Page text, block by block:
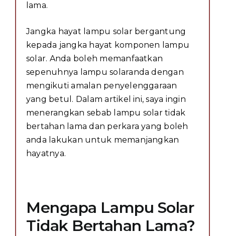
lama.
Jangka hayat lampu solar bergantung
kepada jangka hayat komponen lampu
solar. Anda boleh memanfaatkan
sepenuhnya lampu solaranda dengan
mengikuti amalan penyelenggaraan
yang betul. Dalam artikel ini, saya ingin
menerangkan sebab lampu solar tidak
bertahan lama dan perkara yang boleh
anda lakukan untuk memanjangkan
hayatnya.
Mengapa Lampu Solar
Tidak Bertahan Lama?